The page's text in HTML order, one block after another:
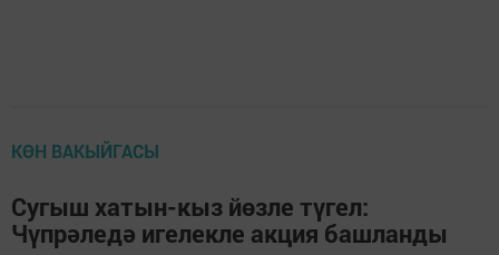
КӨН ВАКЫЙГАСЫ
Сугыш хатын-кыз йөзле түгел:
Чүпрәледә игелекле акция башланды